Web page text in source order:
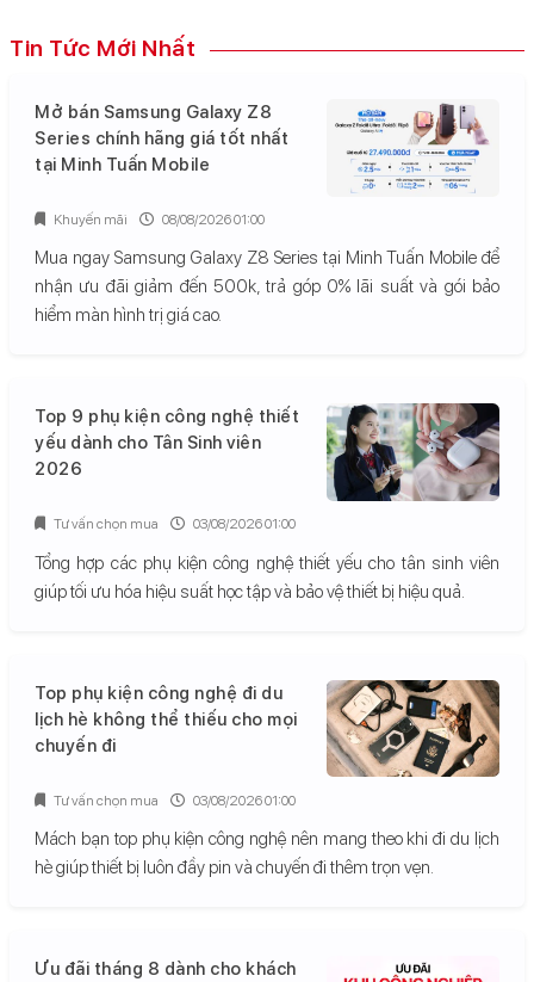
Tin Tức Mới Nhất
Mở bán Samsung Galaxy Z8
Series chính hãng giá tốt nhất
tại Minh Tuấn Mobile
Mua ngay Samsung Galaxy Z8 Series tại Minh Tuấn Mobile để
nhận ưu đãi giảm đến 500k, trả góp 0% lãi suất và gói bảo
hiểm màn hình trị giá cao.
Khuyến mãi 08/08/2026 01:00
Top 9 phụ kiện công nghệ thiết
yếu dành cho Tân Sinh viên
2026
Tổng hợp các phụ kiện công nghệ thiết yếu cho tân sinh viên
giúp tối ưu hóa hiệu suất học tập và bảo vệ thiết bị hiệu quả.
Tư vấn chọn mua 03/08/2026 01:00
Top phụ kiện công nghệ đi du
lịch hè không thể thiếu cho mọi
chuyến đi
Mách bạn top phụ kiện công nghệ nên mang theo khi đi du lịch
hè giúp thiết bị luôn đầy pin và chuyến đi thêm trọn vẹn.
Tư vấn chọn mua 03/08/2026 01:00
Ưu đãi tháng 8 dành cho khách